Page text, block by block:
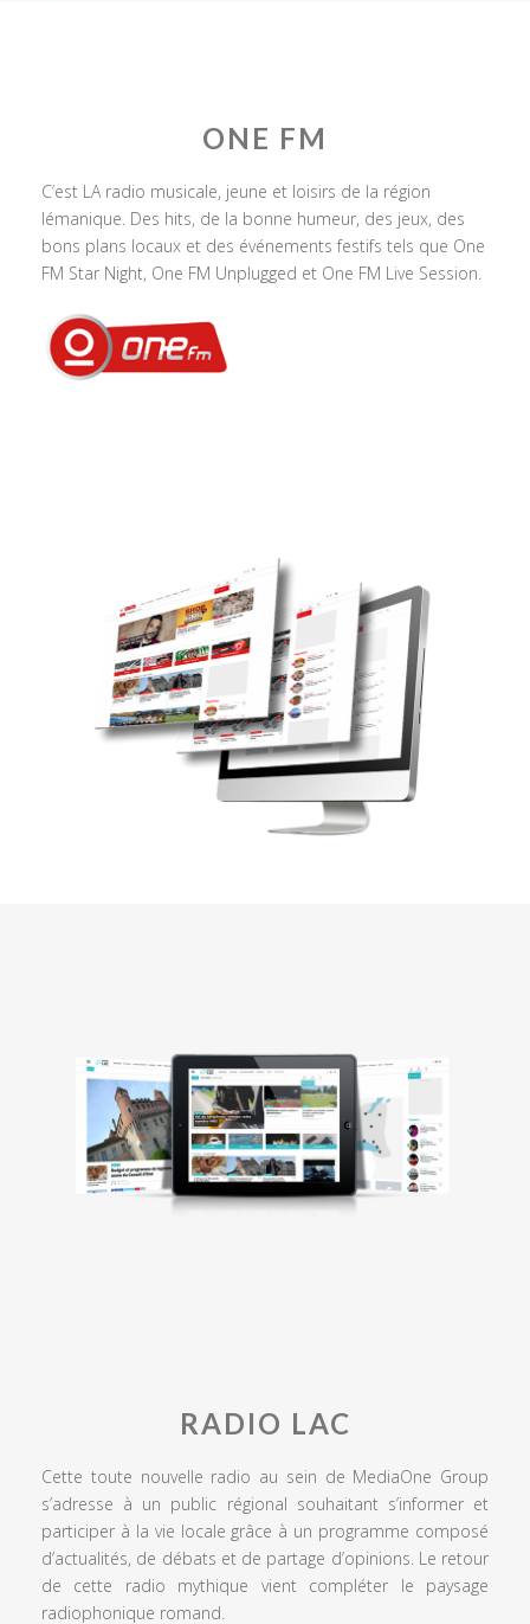
ONE FM
C’est LA radio musicale, jeune et loisirs de la région
lémanique. Des hits, de la bonne humeur, des jeux, des
bons plans locaux et des événements festifs tels que One
FM Star Night, One FM Unplugged et One FM Live Session.
RADIO LAC
Cette toute nouvelle radio au sein de MediaOne Group
s’adresse à un public régional souhaitant s’informer et
participer à la vie locale grâce à un programme composé
d’actualités, de débats et de partage d’opinions. Le retour
de cette radio mythique vient compléter le paysage
radiophonique romand.